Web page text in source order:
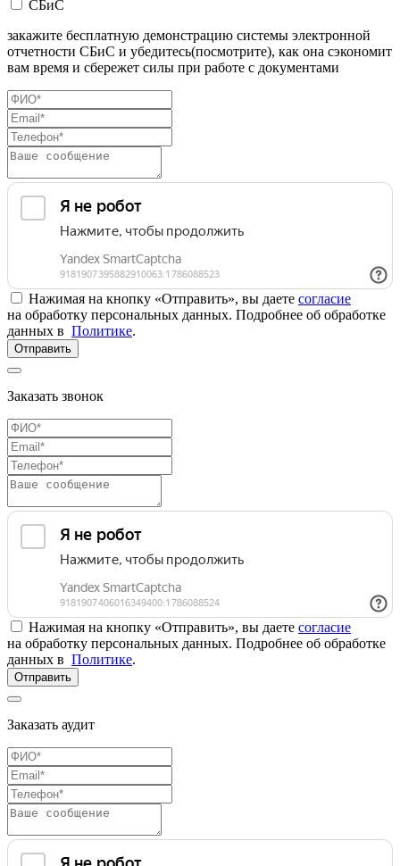
СБиС
закажите бесплатную демонстрацию системы электронной
отчетности СБиС и убедитесь(посмотрите), как она сэкономит
вам время и сбережет силы при работе с документами
Нажимая на кнопку «Отправить», вы даете согласие
на обработку персональных данных. Подробнее об обработке
данных в Политике.
Отправить
Заказать звонок
Нажимая на кнопку «Отправить», вы даете согласие
на обработку персональных данных. Подробнее об обработке
данных в Политике.
Отправить
Заказать аудит